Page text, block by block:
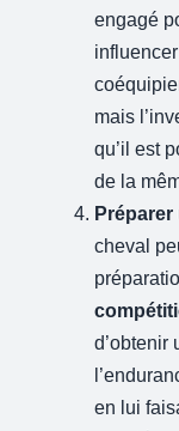
engagé
mais
qu’il est
de la
cheval
d’obtenir
en lui